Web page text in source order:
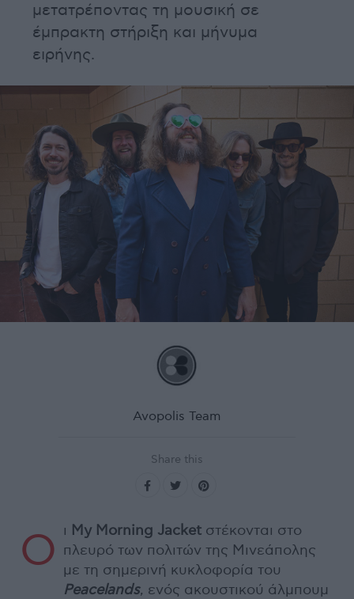
μετατρέποντας τη μουσική σε
έμπρακτη στήριξη και μήνυμα
ειρήνης.
Avopolis Team
Share this
Ο ι My Morning Jacket στέκονται στο
πλευρό των πολιτών της Μινεάπολης
με τη σημερινή κυκλοφορία του
Peacelands, ενός ακουστικού άλμπουμ